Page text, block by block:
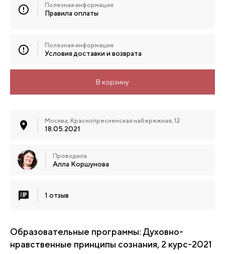
Москва, Краснопресненская набережная, 12
18.05.2021
Проводила
Алла Коршунова
1 отзыв
Полезная информация
Правила оплаты
Полезная информация
Условия доставки и возврата
В корзину
Образовательные программы: Духовно-
нравственные принципы сознания, 2 курс-2021